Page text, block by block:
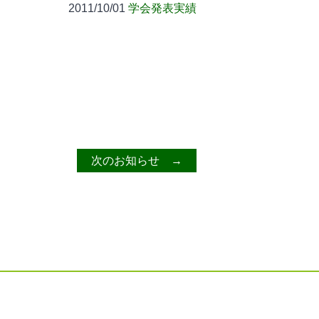
2011/10/01 学会発表実績
次のお知らせ →